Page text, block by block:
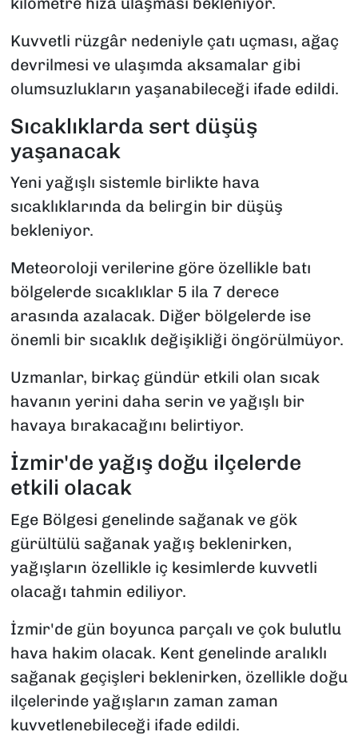
Kuvvetli rüzgâr nedeniyle çatı uçması, ağaç
devrilmesi ve ulaşımda aksamalar gibi
olumsuzlukların yaşanabileceği ifade edildi.
Sıcaklıklarda sert düşüş
yaşanacak
Yeni yağışlı sistemle birlikte hava
sıcaklıklarında da belirgin bir düşüş
bekleniyor.
Meteoroloji verilerine göre özellikle batı
bölgelerde sıcaklıklar 5 ila 7 derece
arasında azalacak. Diğer bölgelerde ise
önemli bir sıcaklık değişikliği öngörülmüyor.
Uzmanlar, birkaç gündür etkili olan sıcak
havanın yerini daha serin ve yağışlı bir
havaya bırakacağını belirtiyor.
İzmir'de yağış doğu ilçelerde
etkili olacak
Ege Bölgesi genelinde sağanak ve gök
gürültülü sağanak yağış beklenirken,
yağışların özellikle iç kesimlerde kuvvetli
olacağı tahmin ediliyor.
İzmir'de gün boyunca parçalı ve çok bulutlu
hava hakim olacak. Kent genelinde aralıklı
sağanak geçişleri beklenirken, özellikle doğu
ilçelerinde yağışların zaman zaman
kuvvetlenebileceği ifade edildi.